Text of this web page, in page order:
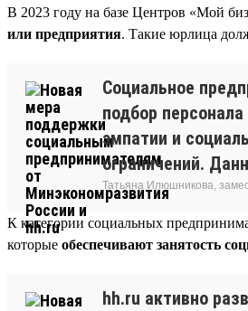
В 2023 году на базе Центров «Мой
или предприятия. Такие юрлица
Социальное
подбор
эмпатии и
ограничений.
Татьяна Илюшникова,
К категории социальных
которые обеспечивают занятость
hh.ru активно